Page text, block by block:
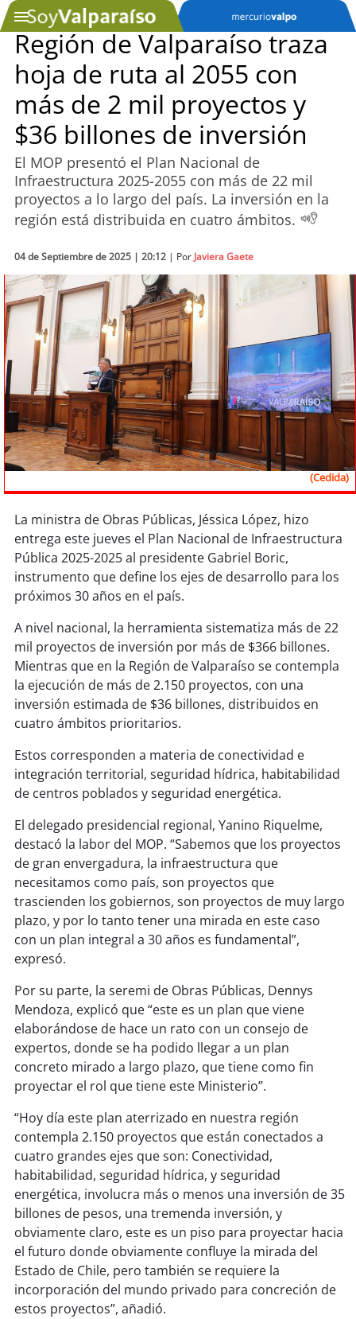
SOYTV
Podcast
Actualidad
Entretención
Economía
Deportes
Tecnología
Sostenibilidad
soychile
soyarica
soycalama
soy antofagasta
soycopiapó
valparaíso
quillota
soy sanantonio
soychillán
soysancarlos
soytalcahuano
soyconcepción
soycoronel
soyarauco
soytemuco
soyvaldivia
soyosorno
soychiloé
Región de Valparaíso traza
hoja de ruta al 2055 con
más de 2 mil proyectos y
$36 billones de inversión
El MOP presentó el Plan Nacional de
Infraestructura 2025-2055 con más de 22 mil
proyectos a lo largo del país. La inversión en la
región está distribuida en cuatro ámbitos.
04 de Septiembre de 2025 | 20:12 | Por Javiera Gaete
(Cedida)
La ministra de Obras Públicas, Jéssica López, hizo
entrega este jueves el Plan Nacional de Infraestructura
Pública 2025-2025 al presidente Gabriel Boric,
instrumento que define los ejes de desarrollo para los
próximos 30 años en el país.
A nivel nacional, la herramienta sistematiza más de 22
mil proyectos de inversión por más de $366 billones.
Mientras que en la Región de Valparaíso se contempla
la ejecución de más de 2.150 proyectos, con una
inversión estimada de $36 billones, distribuidos en
cuatro ámbitos prioritarios.
Estos corresponden a materia de conectividad e
integración territorial, seguridad hídrica, habitabilidad
de centros poblados y seguridad energética.
El delegado presidencial regional, Yanino Riquelme,
destacó la labor del MOP. “Sabemos que los proyectos
de gran envergadura, la infraestructura que
necesitamos como país, son proyectos que
trascienden los gobiernos, son proyectos de muy largo
plazo, y por lo tanto tener una mirada en este caso
con un plan integral a 30 años es fundamental”,
expresó.
Por su parte, la seremi de Obras Públicas, Dennys
Mendoza, explicó que “este es un plan que viene
elaborándose de hace un rato con un consejo de
expertos, donde se ha podido llegar a un plan
concreto mirado a largo plazo, que tiene como fin
proyectar el rol que tiene este Ministerio”.
“Hoy día este plan aterrizado en nuestra región
contempla 2.150 proyectos que están conectados a
cuatro grandes ejes que son: Conectividad,
habitabilidad, seguridad hídrica, y seguridad
energética, involucra más o menos una inversión de 35
billones de pesos, una tremenda inversión, y
obviamente claro, este es un piso para proyectar hacia
el futuro donde obviamente confluye la mirada del
Estado de Chile, pero también se requiere la
incorporación del mundo privado para concreción de
estos proyectos”, añadió.